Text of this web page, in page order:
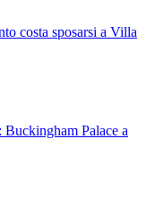
costa sposarsi a Villa
Palace a